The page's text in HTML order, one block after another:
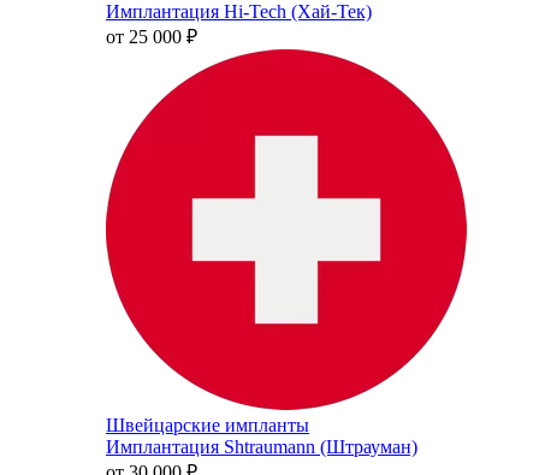
Имплантация Hi-Tech (Хай-Тек)
от 25 000 ₽
Швейцарские импланты
Имплантация Shtraumann (Штрауман)